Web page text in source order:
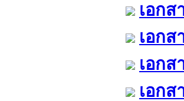
เอก
เอก
เอก
เอก